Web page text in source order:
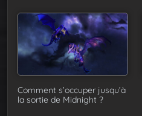
Comment s’occuper jusqu’à
la sortie de Midnight ?